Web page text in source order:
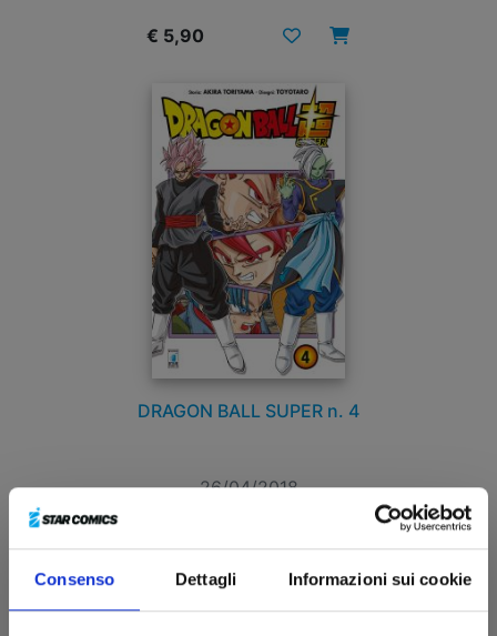
Consenso Dettagli Informazioni sui cookie
€ 5,90
DRAGON BALL SUPER n. 4
26/04/2018
€ 5,90